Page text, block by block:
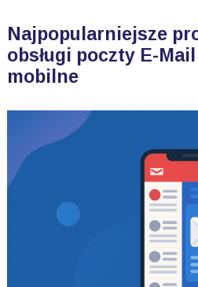
Najpopularniejsze
obsługi poczty E-
mobilne